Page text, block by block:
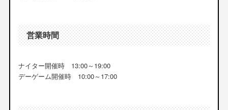
営業時間
ナイター開催時 13:00～19:00
デーゲーム開催時 10:00～17:00